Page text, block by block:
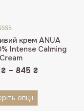
крем ANUA
Intense Calming
Cream
в
5.00з 5
₴ – 845 ₴
опції